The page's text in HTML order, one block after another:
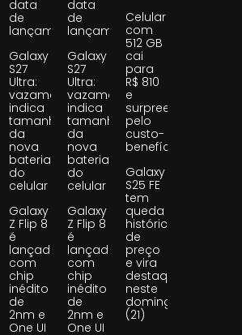
data
de
lançamento
Galaxy
S27
Ultra:
vazamento
indica
tamanho
da
nova
bateria
do
celular
Galaxy
Z Flip 8
é
lançado
com
chip
inédito
de
2nm e
One UI
data
de
lançamento
Galaxy
S27
Ultra:
vazamento
indica
tamanho
da
nova
bateria
do
celular
Galaxy
Z Flip 8
é
lançado
com
chip
inédito
de
2nm e
One UI
Celular
com
512 GB
cai
para
R$ 810
e
surpreende
pelo
custo-
benefício
Galaxy
S25 FE
tem
queda
histórica
de
preço
e vira
destaque
neste
domingo
(21)